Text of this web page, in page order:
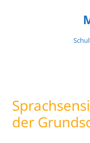
der